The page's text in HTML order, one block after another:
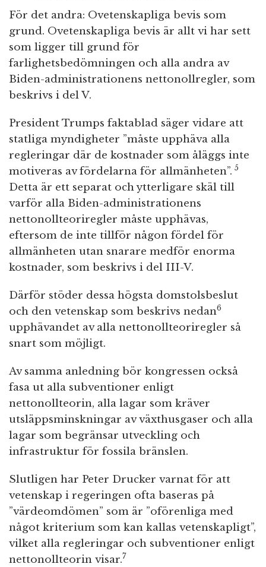
För det andra: Ovetenskapliga bevis som
grund. Ovetenskapliga bevis är allt vi har sett
som ligger till grund för
farlighetsbedömningen och alla andra av
Biden-administrationens nettonollregler, som
beskrivs i del V.
President Trumps faktablad säger vidare att
statliga myndigheter ”måste upphäva alla
regleringar där de kostnader som åläggs inte
motiveras av fördelarna för allmänheten”. 5
Detta är ett separat och ytterligare skäl till
varför alla Biden-administrationens
nettonollteoriregler måste upphävas,
eftersom de inte tillför någon fördel för
allmänheten utan snarare medför enorma
kostnader, som beskrivs i del III-V.
Därför stöder dessa högsta domstolsbeslut
och den vetenskap som beskrivs nedan6
upphävandet av alla nettonollteoriregler så
snart som möjligt.
Av samma anledning bör kongressen också
fasa ut alla subventioner enligt
nettonollteorin, alla lagar som kräver
utsläppsminskningar av växthusgaser och alla
lagar som begränsar utveckling och
infrastruktur för fossila bränslen.
Slutligen har Peter Drucker varnat för att
vetenskap i regeringen ofta baseras på
”värdeomdömen” som är ”oförenliga med
något kriterium som kan kallas vetenskapligt”,
vilket alla regleringar och subventioner enligt
nettonollteorin visar.7